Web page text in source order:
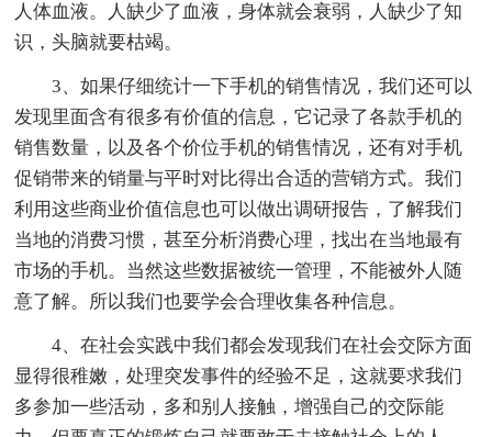
人体血液。人缺少了血液，身体就会衰弱，人缺少了知
识，头脑就要枯竭。
3、如果仔细统计一下手机的销售情况，我们还可以
发现里面含有很多有价值的信息，它记录了各款手机的
销售数量，以及各个价位手机的销售情况，还有对手机
促销带来的销量与平时对比得出合适的营销方式。我们
利用这些商业价值信息也可以做出调研报告，了解我们
当地的消费习惯，甚至分析消费心理，找出在当地最有
市场的手机。当然这些数据被统一管理，不能被外人随
意了解。所以我们也要学会合理收集各种信息。
4、在社会实践中我们都会发现我们在社会交际方面
显得很稚嫩，处理突发事件的经验不足，这就要求我们
多参加一些活动，多和别人接触，增强自己的交际能